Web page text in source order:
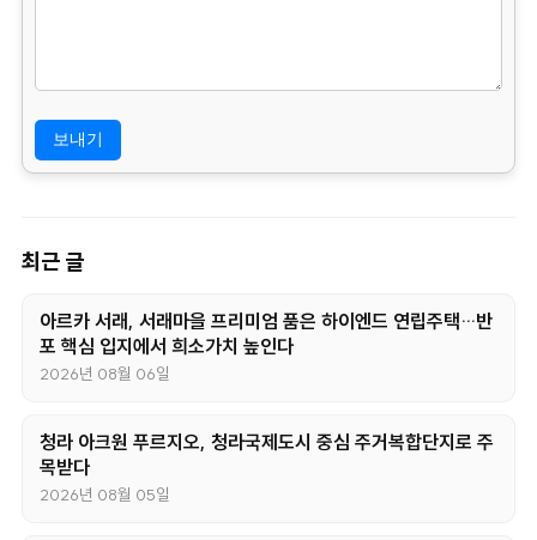
위 개인정보 제공에 대해서 부동의할 수 있으나, 이 경우 게시판
의 내용 입력을 할 수 없어 관심고객 등록이 불가능합니다.
최근 글
아르카 서래, 서래마을 프리미엄 품은 하이엔드 연립주택…반
포 핵심 입지에서 희소가치 높인다
2026년 08월 06일
청라 아크원 푸르지오, 청라국제도시 중심 주거복합단지로 주
목받다
2026년 08월 05일